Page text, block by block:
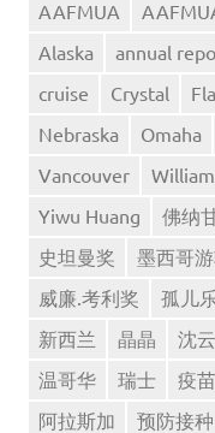
AAFMUA
Alaska
annual
cruise
Crystal
Nebraska
Omaha
Vancouver
Yiwu Huang
佛纳
史坦曼奖
墨西哥
威廉.考利奖
孤儿
新西兰
晶晶 沈
温哥华
瑞士 疫苗
阿拉斯加
预防接种